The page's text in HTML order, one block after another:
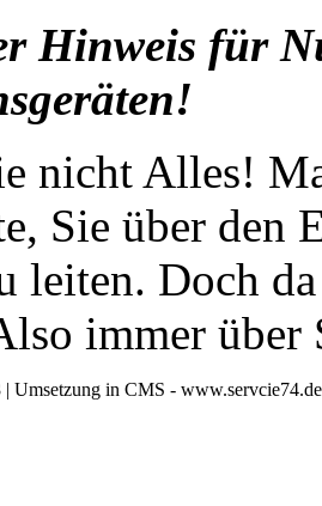
Hinweis für
nicht Alles!
Sie über den
leiten. Doch
immer über
Umsetzung in CMS -